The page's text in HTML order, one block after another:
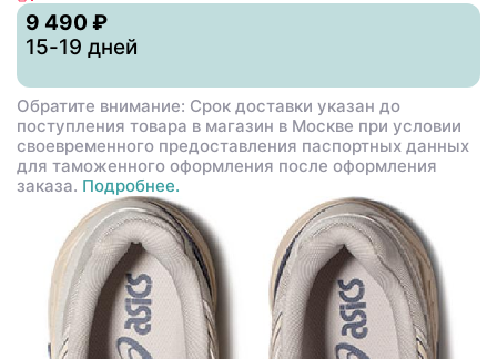
9 490 ₽
15-19 дней
Обратите внимание: Срок доставки указан до
поступления товара в магазин в Москве при условии
своевременного предоставления паспортных данных
для таможенного оформления после оформления
заказа. Подробнее.